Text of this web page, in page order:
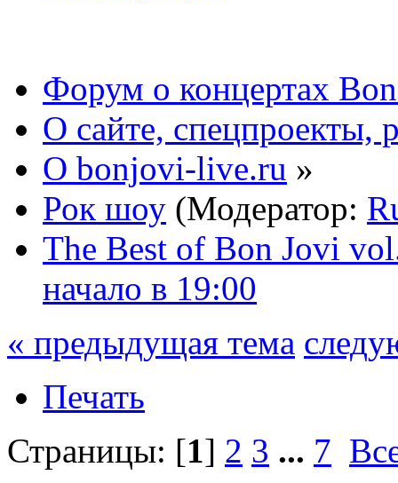
Форум о концертах
О сайте, спецпроекты,
О bonjovi-live.ru »
Рок шоу (Модератор:
The Best of Bon Jovi
начало в 19:00
« предыдущая тема
Печать
Страницы: [1] 2 3 ... 7